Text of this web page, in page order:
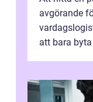
avgörande
att bara